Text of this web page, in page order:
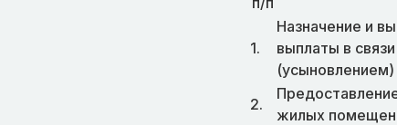
1.
Назначение и
выплаты в
2.
жилых